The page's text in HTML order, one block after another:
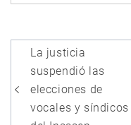
Navegación
de
entradas
La justicia
suspendió las
elecciones de
vocales y síndicos